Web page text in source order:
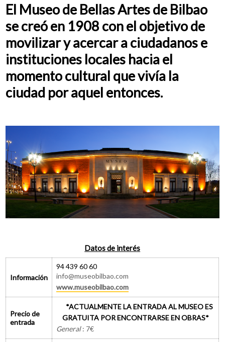
Quiénes somos
Blog
El Museo de Bellas Artes de Bilbao
se creó en 1908 con el objetivo de
movilizar y acercar a ciudadanos e
instituciones locales hacia el
momento cultural que vivía la
ciudad por aquel entonces.
Datos de interés
Información
94 439 60 60
info@museobilbao.com
www.museobilbao.com
Precio de
entrada
*ACTUALMENTE LA ENTRADA AL MUSEO ES
GRATUITA POR ENCONTRARSE EN OBRAS*
General: 7€